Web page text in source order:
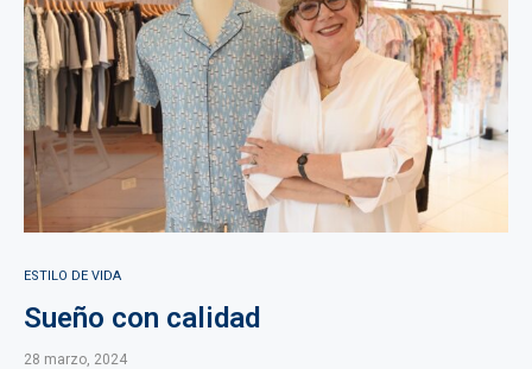
ESTILO DE VIDA
Sueño con calidad
28 marzo, 2024